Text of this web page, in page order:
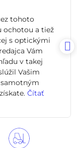
tohoto
ochotou a tiež
s optickými
Vám
v takej
Vašim
Čítať